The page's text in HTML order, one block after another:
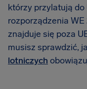
którzy przylatują do
rozporządzenia
znajduje się poza
musisz sprawdzić,
lotniczych